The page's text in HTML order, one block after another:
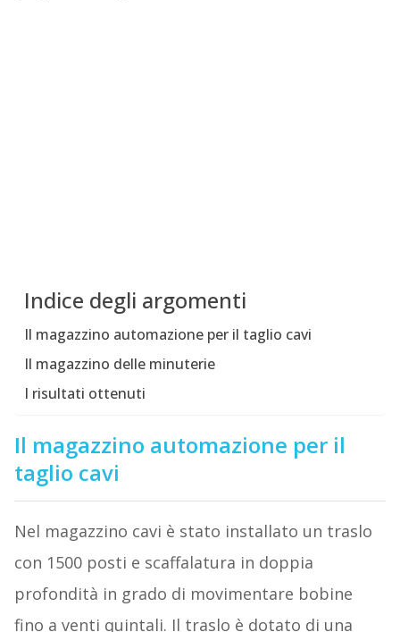
Indice degli argomenti
Il magazzino automazione per il taglio cavi
Il magazzino delle minuterie
I risultati ottenuti
Il magazzino automazione per il
taglio cavi
Nel magazzino cavi è stato installato un traslo
con 1500 posti e scaffalatura in doppia
profondità in grado di movimentare bobine
fino a venti quintali. Il traslo è dotato di una